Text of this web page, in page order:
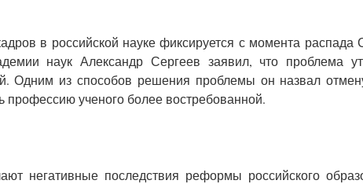
в российской науке фиксируется с момента
наук Александр Сергеев заявил, что проблема
Одним из способов решения проблемы он назвал
профессию ученого более востребованной.
негативные последствия реформы российского